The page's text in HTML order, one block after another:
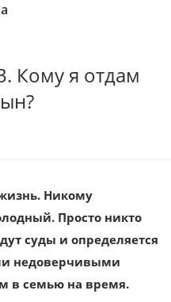
Кому я отдам
Никому
Просто никто
суды и определяется
недоверчивыми
в семью на время.